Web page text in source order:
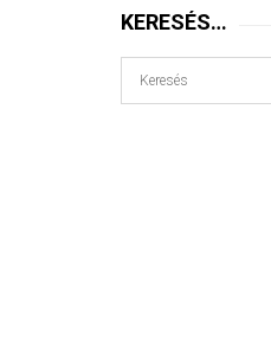
KERESÉS…